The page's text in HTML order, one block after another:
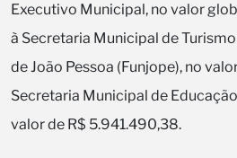
Executivo Municipal, no valor
à Secretaria Municipal de
de João Pessoa (Funjope), no
Secretaria Municipal de
valor de R$ 5.941.490,38.